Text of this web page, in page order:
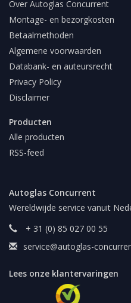
Over Autoglas Concurrent
Montage- en bezorgkosten
Betaalmethoden
Algemene voorwaarden
Databank- en auteursrecht
Privacy Policy
Disclaimer
Producten
Alle producten
RSS-feed
Autoglas Concurrent
Wereldwijde service vanuit
+ 31 (0) 85 027 00 55
service@autoglas-
Lees onze klantervaringen